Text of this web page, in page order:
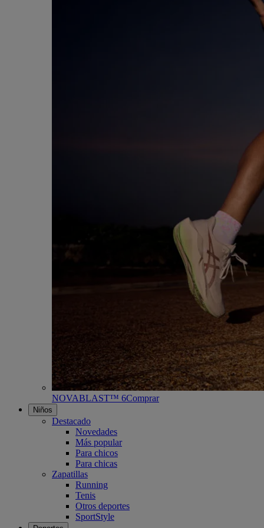
NOVABLAST™ 6Comprar
Niños
Destacado
Novedades
Más popular
Para chicos
Para chicas
Zapatillas
Running
Tenis
Otros deportes
SportStyle